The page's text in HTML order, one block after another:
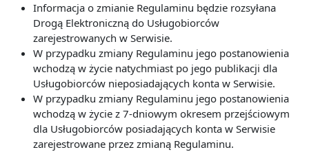
Informacja o zmianie Regulaminu będzie rozsyłana
Drogą Elektroniczną do Usługobiorców
zarejestrowanych w Serwisie.
W przypadku zmiany Regulaminu jego postanowienia
wchodzą w życie natychmiast po jego publikacji dla
Usługobiorców nieposiadających konta w Serwisie.
W przypadku zmiany Regulaminu jego postanowienia
wchodzą w życie z 7-dniowym okresem przejściowym
dla Usługobiorców posiadających konta w Serwisie
zarejestrowane przez zmianą Regulaminu.